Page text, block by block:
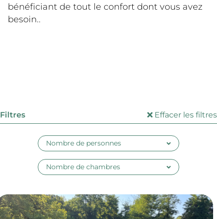
bénéficiant de tout le confort dont vous avez
besoin..
Filtres Effacer les filtres
Nombre de personnes
Nombre de chambres